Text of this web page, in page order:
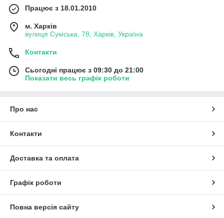
Працює з 18.01.2010
м. Харків
вулиця Сумська, 78, Харків, Україна
Контакти
Сьогодні працює з 09:30 до 21:00
Показати весь графік роботи
Про нас
Контакти
Доставка та оплата
Графік роботи
Повна версія сайту